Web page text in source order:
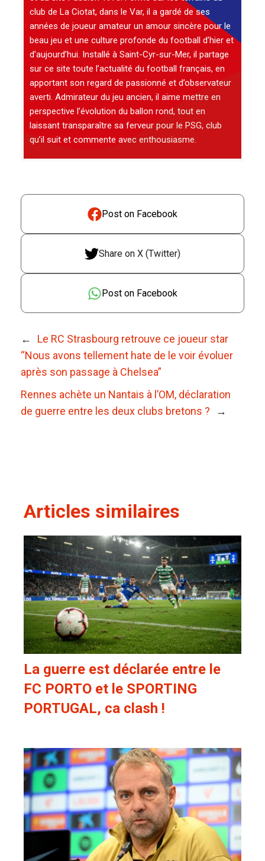
club de La Ciotat, dans le Var, il a gardé de ses
années de joueur amateur un amour sincère pour le
beau jeu et une culture profonde du football d’hier et
d’aujourd’hui. Installé à Saint-Cyr-sur-Mer, il partage
sur ce site toute l’actualité du football français, en
apportant son regard de passionné et d’observateur
averti. Admirateur du jeu ancien, il aime mettre en
perspective l’évolution du ballon rond, tout en
laissant transparaître sa ferveur pour le PSG, club
qu’il suit et commente avec enthousiasme.
Post on Facebook
Share on X (Twitter)
Post on Facebook
←
Le RC Strasbourg retrouve ce joueur star
“Nous avons tellement hate de le voir évoluer
après son passage à Chelsea”
Rennes achète un Nantais à l’OM, déclaration
de guerre entre les deux clubs bretons ?
→
Articles similaires
La guerre est déclarée entre le
FC PORTO et le SPORTING
PORTUGAL, ca clash !